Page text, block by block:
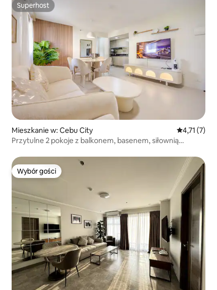
Superhost
Superhost
Mieszkanie w: Cebu City Średnia
4,71 (7)
Przytulne 2 pokoje z balkonem, basenem, siłownią
Wybór gości
Wybór gości